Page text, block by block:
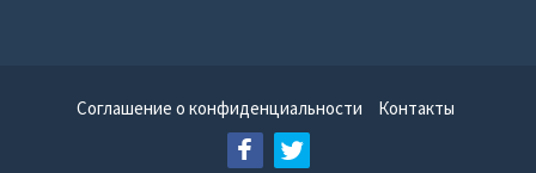
Соглашение о конфиденциальности Контакты